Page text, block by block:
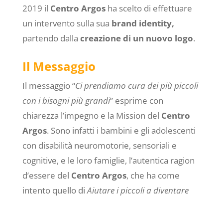
2019 il Centro Argosha scelto di effettuare
un intervento sulla sua brand identity,
partendo dalla creazione di un nuovo logo.
Il Messaggio
Il messaggio “Ci prendiamo cura dei più piccoli
con i bisogni più grandi” esprime con
chiarezza l’impegno e la Mission del Centro
Argos. Sono infatti i bambini e gli adolescenti
con disabilità neuromotorie, sensoriali e
cognitive, e le loro famiglie, l’autentica ragion
d’essere del Centro Argos, che ha come
intento quello diAiutare i piccoli a diventare